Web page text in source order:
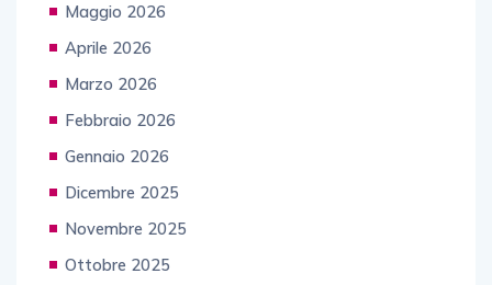
Maggio 2026
Aprile 2026
Marzo 2026
Febbraio 2026
Gennaio 2026
Dicembre 2025
Novembre 2025
Ottobre 2025